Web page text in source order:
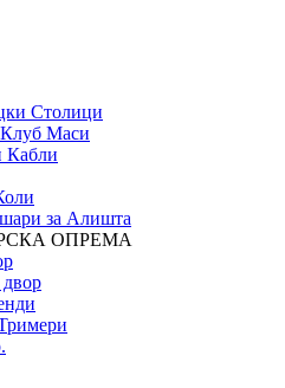
Столици
Маси
Кабли
за Алишта
ОПРЕМА